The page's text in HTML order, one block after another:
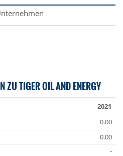
ZU TIGER OIL AND ENERGY
2021
0.00
0.00
-